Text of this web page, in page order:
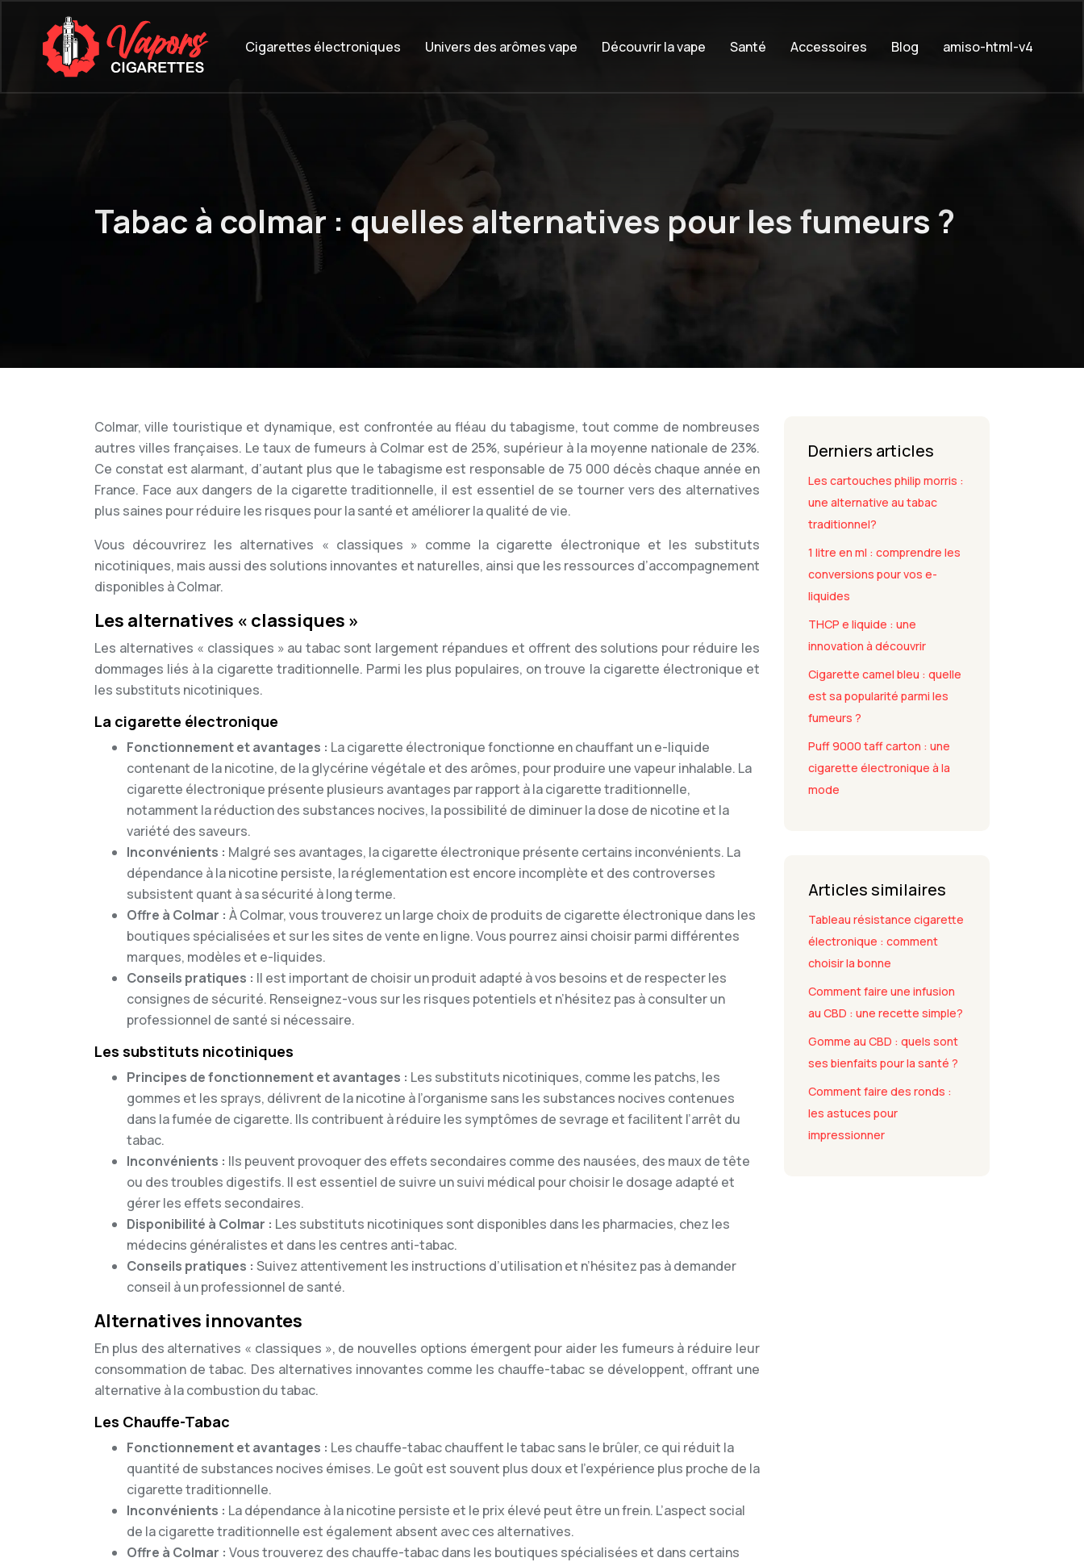
Cigarettes électroniques Univers des arômes vape Découvrir la vape Santé Accessoires Blog amiso-html-v4
Tabac à colmar : quelles alternatives pour les fumeurs ?
Colmar, ville touristique et dynamique, est confrontée au fléau du tabagisme, tout comme de nombreuses
autres villes françaises. Le taux de fumeurs à Colmar est de 25%, supérieur à la moyenne nationale de 23%.
Ce constat est alarmant, d’autant plus que le tabagisme est responsable de 75 000 décès chaque année en
France. Face aux dangers de la cigarette traditionnelle, il est essentiel de se tourner vers des alternatives
plus saines pour réduire les risques pour la santé et améliorer la qualité de vie.
Vous découvrirez les alternatives « classiques » comme la cigarette électronique et les substituts
nicotiniques, mais aussi des solutions innovantes et naturelles, ainsi que les ressources d’accompagnement
disponibles à Colmar.
Les alternatives « classiques »
Les alternatives « classiques » au tabac sont largement répandues et offrent des solutions pour réduire les
dommages liés à la cigarette traditionnelle. Parmi les plus populaires, on trouve la cigarette électronique et
les substituts nicotiniques.
La cigarette électronique
Fonctionnement et avantages : La cigarette électronique fonctionne en chauffant un e-liquide
contenant de la nicotine, de la glycérine végétale et des arômes, pour produire une vapeur inhalable. La
cigarette électronique présente plusieurs avantages par rapport à la cigarette traditionnelle,
notamment la réduction des substances nocives, la possibilité de diminuer la dose de nicotine et la
variété des saveurs.
Inconvénients : Malgré ses avantages, la cigarette électronique présente certains inconvénients. La
dépendance à la nicotine persiste, la réglementation est encore incomplète et des controverses
subsistent quant à sa sécurité à long terme.
Offre à Colmar : À Colmar, vous trouverez un large choix de produits de cigarette électronique dans les
boutiques spécialisées et sur les sites de vente en ligne. Vous pourrez ainsi choisir parmi différentes
marques, modèles et e-liquides.
Conseils pratiques : Il est important de choisir un produit adapté à vos besoins et de respecter les
consignes de sécurité. Renseignez-vous sur les risques potentiels et n’hésitez pas à consulter un
professionnel de santé si nécessaire.
Les substituts nicotiniques
Principes de fonctionnement et avantages : Les substituts nicotiniques, comme les patchs, les
gommes et les sprays, délivrent de la nicotine à l’organisme sans les substances nocives contenues
dans la fumée de cigarette. Ils contribuent à réduire les symptômes de sevrage et facilitent l’arrêt du
tabac.
Inconvénients : Ils peuvent provoquer des effets secondaires comme des nausées, des maux de tête
ou des troubles digestifs. Il est essentiel de suivre un suivi médical pour choisir le dosage adapté et
gérer les effets secondaires.
Disponibilité à Colmar : Les substituts nicotiniques sont disponibles dans les pharmacies, chez les
médecins généralistes et dans les centres anti-tabac.
Conseils pratiques : Suivez attentivement les instructions d’utilisation et n’hésitez pas à demander
conseil à un professionnel de santé.
Alternatives innovantes
En plus des alternatives « classiques », de nouvelles options émergent pour aider les fumeurs à réduire leur
consommation de tabac. Des alternatives innovantes comme les chauffe-tabac se développent, offrant une
alternative à la combustion du tabac.
Les Chauffe-Tabac
Fonctionnement et avantages : Les chauffe-tabac chauffent le tabac sans le brûler, ce qui réduit la
quantité de substances nocives émises. Le goût est souvent plus doux et l’expérience plus proche de la
cigarette traditionnelle.
Inconvénients : La dépendance à la nicotine persiste et le prix élevé peut être un frein. L’aspect social
de la cigarette traditionnelle est également absent avec ces alternatives.
Offre à Colmar : Vous trouverez des chauffe-tabac dans les boutiques spécialisées et dans certains
Derniers articles
Les cartouches philip morris :
une alternative au tabac
traditionnel?
1 litre en ml : comprendre les
conversions pour vos e-
liquides
THCP e liquide : une
innovation à découvrir
Cigarette camel bleu : quelle
est sa popularité parmi les
fumeurs ?
Puff 9000 taff carton : une
cigarette électronique à la
mode
Articles similaires
Tableau résistance cigarette
électronique : comment
choisir la bonne
Comment faire une infusion
au CBD : une recette simple?
Gomme au CBD : quels sont
ses bienfaits pour la santé ?
Comment faire des ronds :
les astuces pour
impressionner